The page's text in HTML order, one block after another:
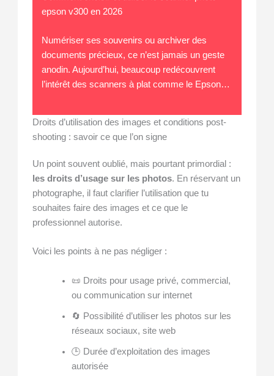
epson v300 en 2026
Numériser ses souvenirs ou archiver des
documents précieux, ce n’est jamais un geste
anodin. Aujourd’hui, beaucoup redécouvrent
l’intérêt des scanners à plat comme le Epson…
Droits d’utilisation des images et conditions post-
shooting : savoir ce que l’on signe
Un point souvent oublié, mais pourtant primordial :
les droits d’usage sur les photos. En réservant un
photographe, il faut clarifier l’utilisation que tu
souhaites faire des images et ce que le
professionnel autorise.
Voici les points à ne pas négliger :
📜 Droits pour usage privé, commercial,
ou communication sur internet
🔄 Possibilité d’utiliser les photos sur les
réseaux sociaux, site web
🕒 Durée d’exploitation des images
autorisée